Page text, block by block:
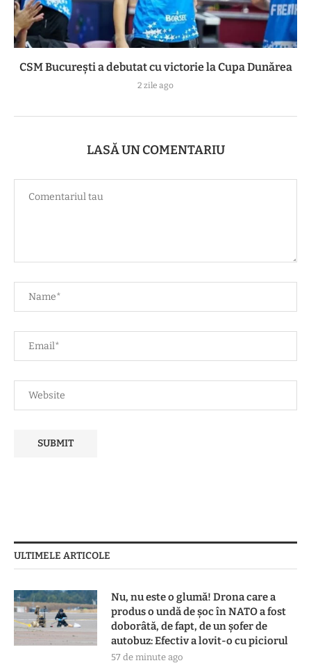
CSM București a debutat cu victorie la Cupa Dunărea
2 zile ago
LASĂ UN COMENTARIU
ULTIMELE ARTICOLE
Nu, nu este o glumă! Drona care a
produs o undă de șoc în NATO a fost
doborâtă, de fapt, de un șofer de
autobuz: Efectiv a lovit-o cu piciorul
57 de minute ago